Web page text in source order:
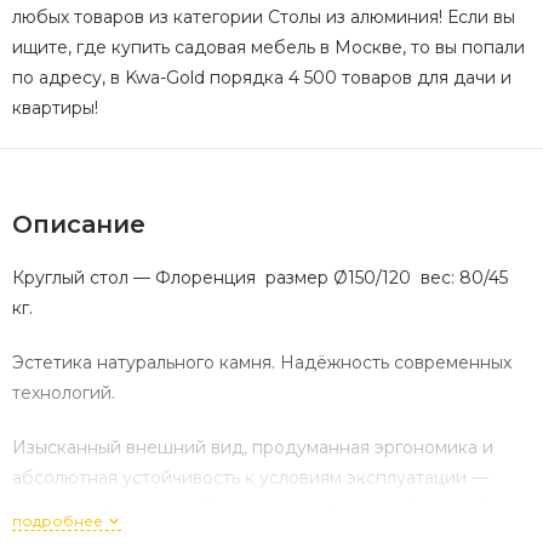
любых товаров из категории Столы из алюминия! Если вы
ищите, где купить садовая мебель в Москве, то вы попали
по адресу, в Kwa-Gold порядка 4 500 товаров для дачи и
квартиры!
Описание
Круглый стол — Флоренция размер Ø150/120 вес: 80/45
кг.
Эстетика натурального камня. Надёжность современных
технологий.
Изысканный внешний вид, продуманная эргономика и
абсолютная устойчивость к условиям эксплуатации —
подробнее